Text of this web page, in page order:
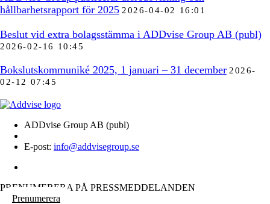
hållbarhetsrapport för 2025 2026-04-02 16:01
Beslut vid extra bolagsstämma i ADDvise Group AB (publ)
2026-02-16 10:45
Bokslutskommuniké 2025, 1 januari – 31 december 2026-
02-12 07:45
ADDvise Group AB (publ)
E-post: info@addvisegroup.se
PRENUMERERA PÅ PRESSMEDDELANDEN
Prenumerera